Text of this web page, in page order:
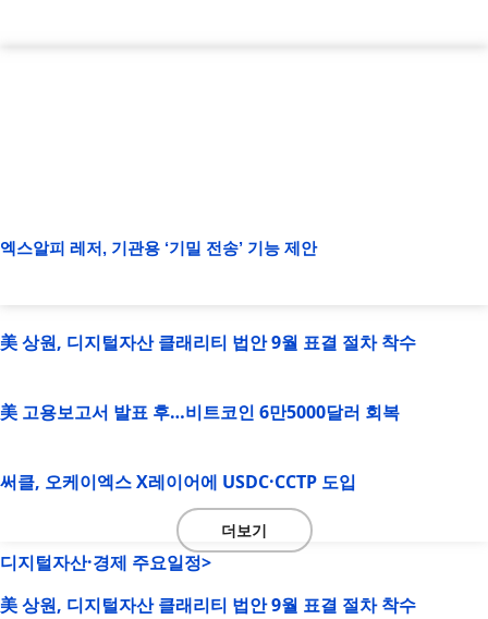
엑스알피 레저, 기관용 ‘기밀 전송’ 기능 제안
美 상원, 디지털자산 클래리티 법안 9월 표결 절차 착수
美 고용보고서 발표 후…비트코인 6만5000달러 회복
써클, 오케이엑스 X레이어에 USDC·CCTP 도입
더보기
디지털자산·경제 주요일정>
美 상원, 디지털자산 클래리티 법안 9월 표결 절차 착수